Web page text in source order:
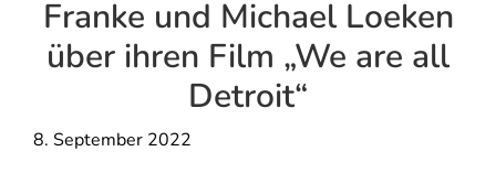
Franke und Michael Loeken
über ihren Film „We are all
Detroit“
8. September 2022